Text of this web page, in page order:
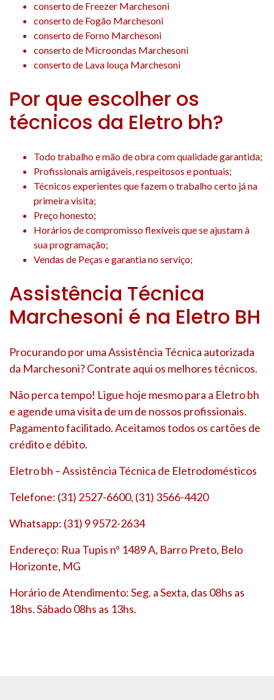
conserto de Freezer Marchesoni
conserto de Fogão Marchesoni
conserto de Forno Marchesoni
conserto de Microondas Marchesoni
conserto de Lava louça Marchesoni
Por que escolher os
técnicos da Eletro bh?
Todo trabalho e mão de obra com qualidade garantida;
Profissionais amigáveis, respeitosos e pontuais;
Técnicos experientes que fazem o trabalho certo já na
primeira visita;
Preço honesto;
Horários de compromisso flexíveis que se ajustam à
sua programação;
Vendas de Peças e garantia no serviço;
Assistência Técnica
Marchesoni é na Eletro BH
Procurando por uma Assistência Técnica autorizada
da Marchesoni? Contrate aqui os melhores técnicos.
Não perca tempo! Ligue hoje mesmo para a Eletro bh
e agende uma visita de um de nossos profissionais.
Pagamento facilitado. Aceitamos todos os cartões de
crédito e débito.
Eletro bh – Assistência Técnica de Eletrodomésticos
Telefone: (31) 2527-6600, (31) 3566-4420
Whatsapp: (31) 9 9572-2634
Endereço: Rua Tupis nº 1489 A, Barro Preto, Belo
Horizonte, MG
Horário de Atendimento: Seg. a Sexta, das 08hs as
18hs. Sábado 08hs as 13hs.